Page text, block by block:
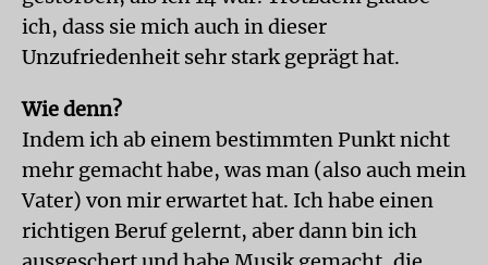
ich, dass sie mich auch in dieser
Unzufriedenheit sehr stark geprägt hat.
Wie denn?
Indem ich ab einem bestimmten Punkt nicht
mehr gemacht habe, was man (also auch mein
Vater) von mir erwartet hat. Ich habe einen
richtigen Beruf gelernt, aber dann bin ich